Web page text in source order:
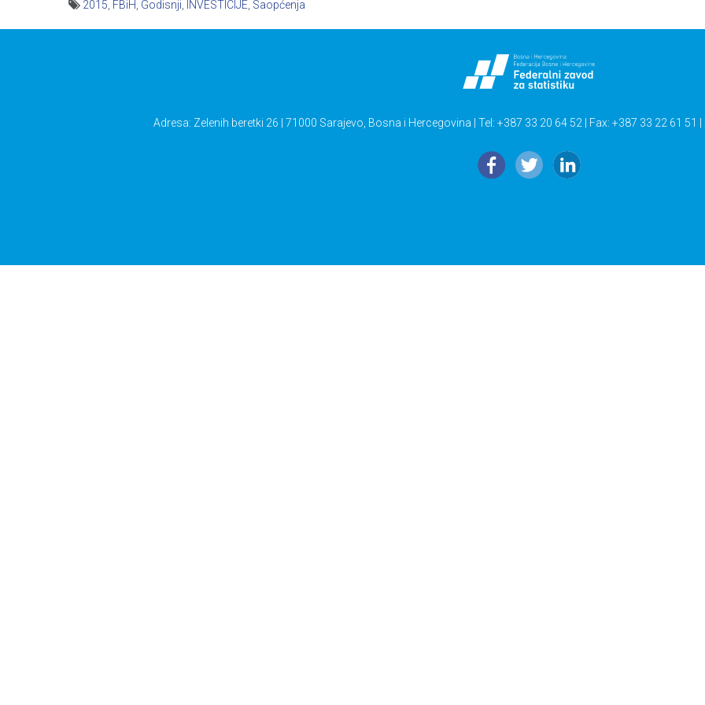
2015 FBiH Godisnji INVESTICIJE Saopćenja
Adresa: Zelenih beretki 26 | 71000 Sarajevo, Bosna i Hercegovina | Tel: +387 33 20 64 52 | Fax: +387 33 22 61 51 |